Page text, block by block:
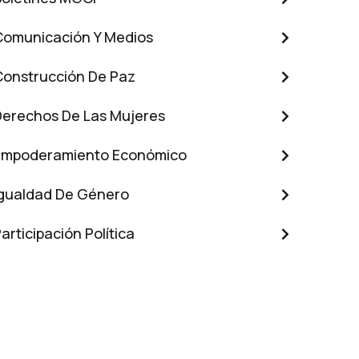
Y Medios
De Paz
De Las Mujeres
Económico
De Género
Política